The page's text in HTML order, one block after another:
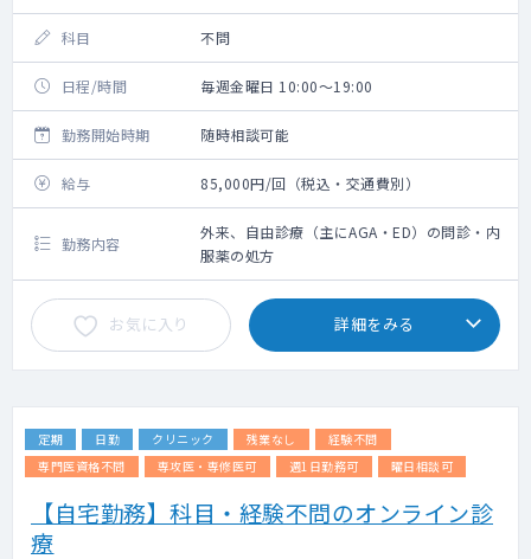
科目 不問
日程/時間 毎週金曜日 10:00～19:00
勤務開始時期 随時相談可能
給与 85,000円/回（税込・交通費別）
勤務内容
外来、自由診療（主にAGA・ED）の問診・内
服薬の処方
お気に入り 詳細をみる
定期 日勤 クリニック 残業なし
経験不問
専門医資格不問
専攻医・専修医可 週1日勤務可 曜日相談可
【自宅勤務】科目・経験不問のオンライン診
療